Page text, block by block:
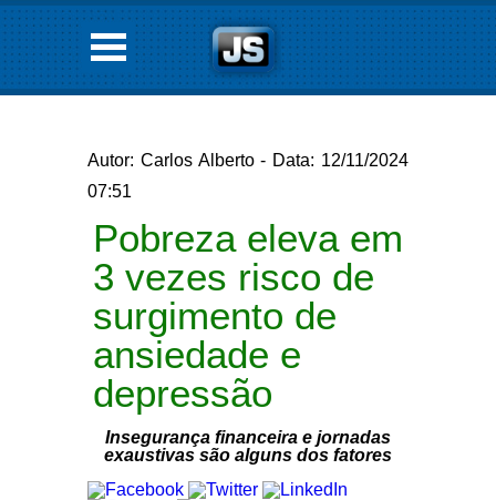
Autor: Carlos Alberto - Data: 12/11/2024
07:51
Pobreza eleva em
3 vezes risco de
surgimento de
ansiedade e
depressão
Insegurança financeira e jornadas
exaustivas são alguns dos fatores